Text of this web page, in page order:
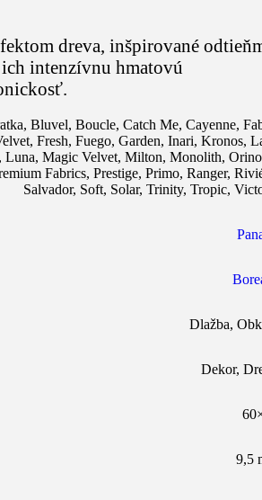
dreva, inšpirované
intenzívnu hmatovú
, Bluvel, Boucle, Catch Me, Cayenne,
, Fresh, Fuego, Garden, Inari, Kronos,
, Luna, Magic Velvet, Milton, Monolith,
Fabrics, Prestige, Primo, Ranger,
Salvador, Soft, Solar, Trinity, Tropic,
Dlažba,
Dekor,
9,5